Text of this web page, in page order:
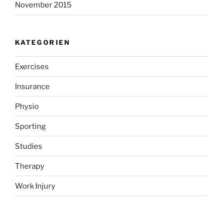
November 2015
KATEGORIEN
Exercises
Insurance
Physio
Sporting
Studies
Therapy
Work Injury